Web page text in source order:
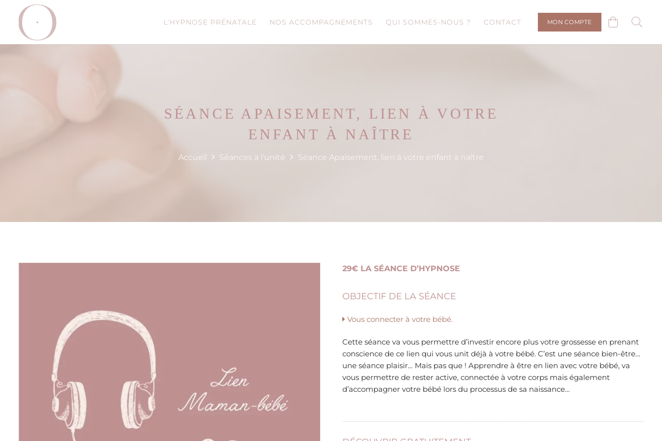
L’HYPNOSE PRÉNATALE NOS ACCOMPAGNEMENTS QUI SOMMES-NOUS ? CONTACT MON COMPTE
SÉANCE APAISEMENT, LIEN À VOTRE
ENFANT À NAÎTRE
Accueil Séances à l'unité Séance Apaisement, lien à votre enfant à naître
29€ LA SÉANCE D’HYPNOSE
OBJECTIF DE LA SÉANCE
Vous connecter à votre bébé.
Cette séance va vous permettre d’investir encore plus votre grossesse en prenant
conscience de ce lien qui vous unit déjà à votre bébé. C’est une séance bien-être…
une séance plaisir… Mais pas que ! Apprendre à être en lien avec votre bébé, va
vous permettre de rester active, connectée à votre corps mais également
d’accompagner votre bébé lors du processus de sa naissance…